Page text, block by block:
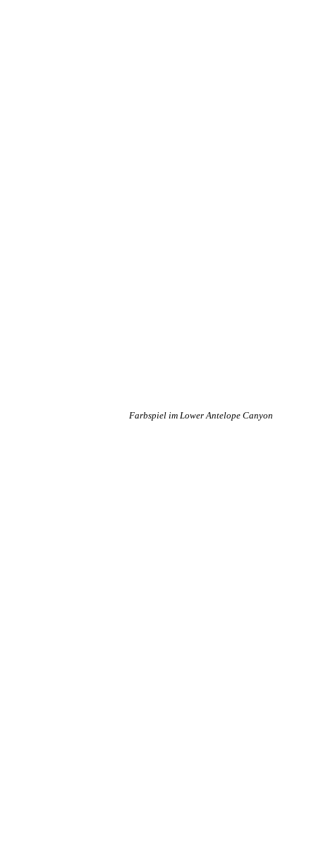
Farbspiel im Lower Antelope Canyon